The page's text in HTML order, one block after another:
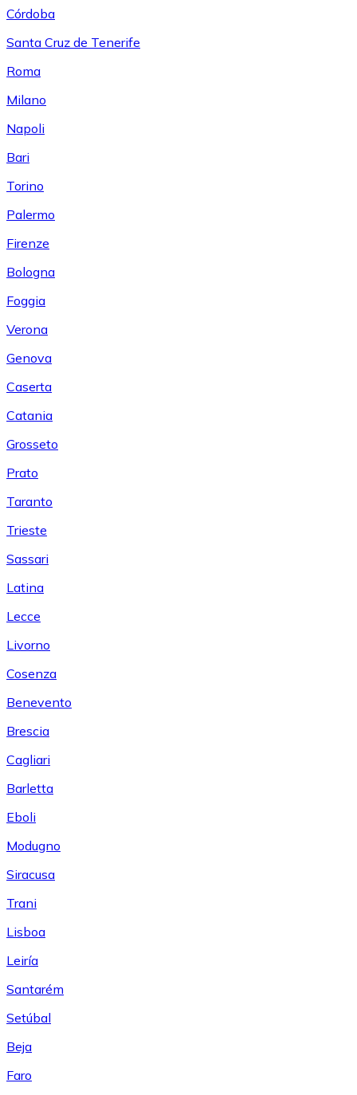
Córdoba
Santa Cruz de Tenerife
Roma
Milano
Napoli
Bari
Torino
Palermo
Firenze
Bologna
Foggia
Verona
Genova
Caserta
Catania
Grosseto
Prato
Taranto
Trieste
Sassari
Latina
Lecce
Livorno
Cosenza
Benevento
Brescia
Cagliari
Barletta
Eboli
Modugno
Siracusa
Trani
Lisboa
Leiría
Santarém
Setúbal
Beja
Faro